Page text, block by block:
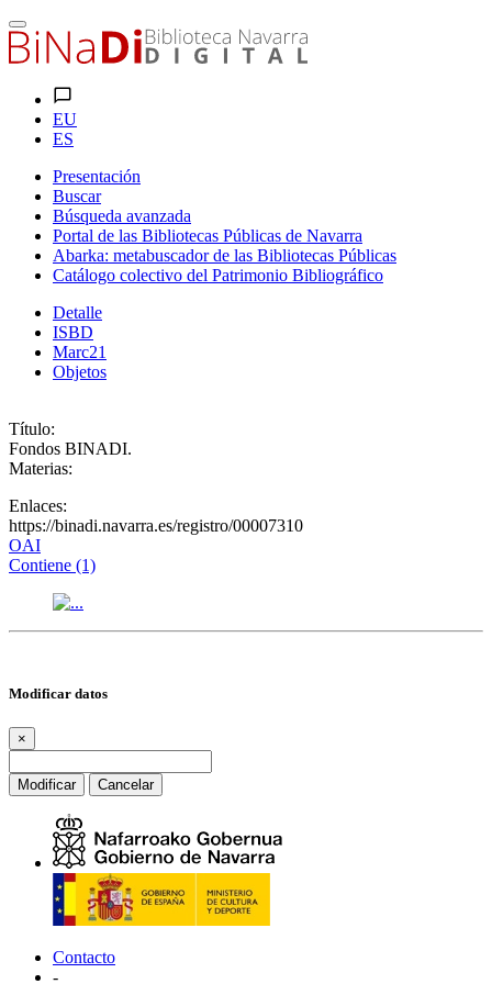
EU
ES
Presentación
Buscar
Búsqueda avanzada
Portal de las Bibliotecas Públicas de Navarra
Abarka: metabuscador de las Bibliotecas Públicas
Catálogo colectivo del Patrimonio Bibliográfico
Detalle
ISBD
Marc21
Objetos
Título:
Fondos BINADI.
Materias:
Enlaces:
https://binadi.navarra.es/registro/00007310
OAI
Contiene (1)
Modificar datos
×
Modificar Cancelar
Contacto
-